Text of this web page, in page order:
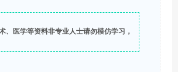
、医学等资料非专业人士请勿模仿学习，